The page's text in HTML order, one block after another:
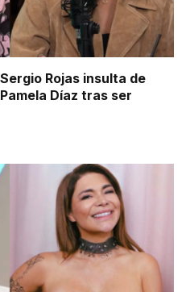
Rojas insulta de
Díaz tras ser